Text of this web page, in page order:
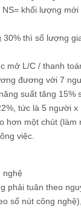
khối lượng
30% thì số lượng
mở L/C / thanh
đương với 7
suất tăng
tức là 5 người
hơn một chút
việc.
nghệ
phải tuân theo
số nút công